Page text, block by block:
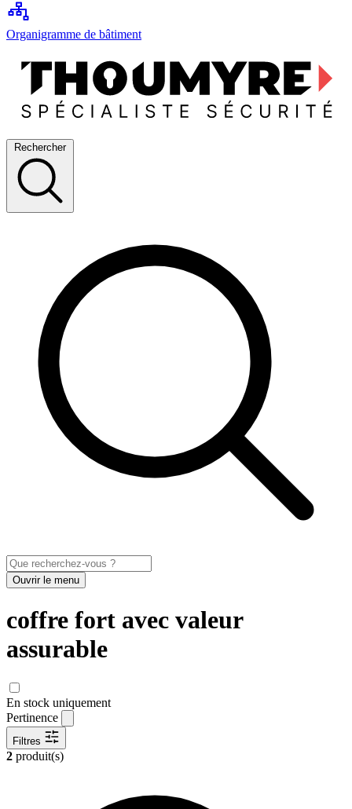
Organigramme de bâtiment
Rechercher
Ouvrir le menu
coffre fort avec valeur
assurable
En stock uniquement
Pertinence
Filtres
2 produit(s)